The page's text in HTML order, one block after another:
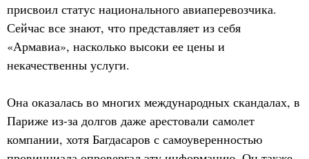
присвоил статус национального авиаперевозчика.
Сейчас все знают, что представляет из себя
«Армавиа», насколько высоки ее цены и
некачественны услуги.
Она оказалась во многих международных скандалах, в
Париже из-за долгов даже арестовали самолет
компании, хотя Багдасаров с самоуверенностью